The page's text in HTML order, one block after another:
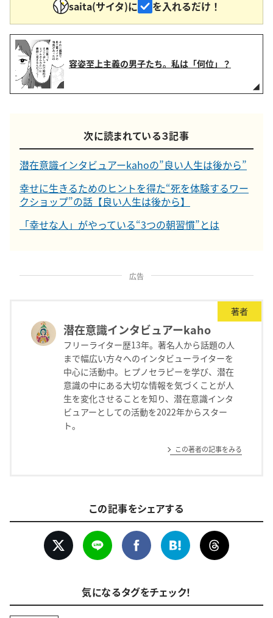
saita(サイタ)に を入れるだけ！
容姿至上主義の男子たち。私は「何位」？
次に読まれている３記事
潜在意識インタビュアーkahoの”良い人生は後から”
幸せに生きるためのヒントを得た“死を体験するワー
クショップ”の話【良い人生は後から】
「幸せな人」がやっている“3つの朝習慣”とは
広告
著者
潜在意識インタビュアーkaho
フリーライター歴13年。著名人から話題の人
まで幅広い方々へのインタビューライターを
中心に活動中。ヒプノセラピーを学び、潜在
意識の中にある大切な情報を気づくことが人
生を変化させることを知り、潜在意識インタ
ビュアーとしての活動を2022年からスター
ト。
この著者の記事をみる
この記事をシェアする
気になるタグをチェック！